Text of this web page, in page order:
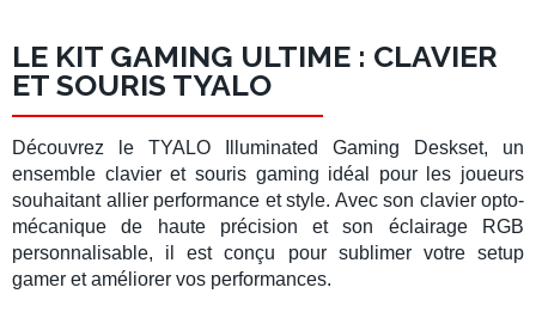
LE KIT GAMING ULTIME : CLAVIER
ET SOURIS TYALO
Découvrez le TYALO Illuminated Gaming Deskset, un
ensemble clavier et souris gaming idéal pour les joueurs
souhaitant allier performance et style. Avec son clavier opto-
mécanique de haute précision et son éclairage RGB
personnalisable, il est conçu pour sublimer votre setup
gamer et améliorer vos performances.